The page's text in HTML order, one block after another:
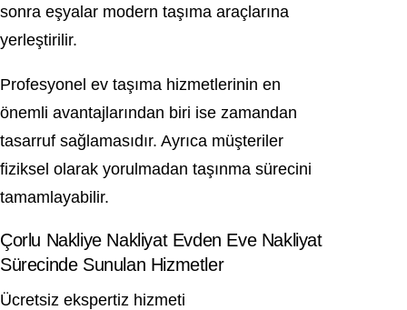
sonra eşyalar modern taşıma araçlarına
yerleştirilir.
Profesyonel ev taşıma hizmetlerinin en
önemli avantajlarından biri ise zamandan
tasarruf sağlamasıdır. Ayrıca müşteriler
fiziksel olarak yorulmadan taşınma sürecini
tamamlayabilir.
Çorlu Nakliye Nakliyat Evden Eve Nakliyat
Sürecinde Sunulan Hizmetler
Ücretsiz ekspertiz hizmeti